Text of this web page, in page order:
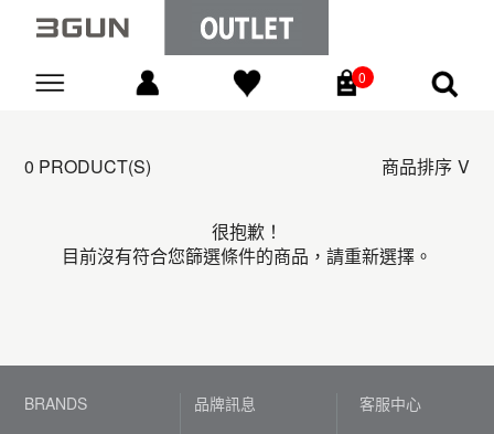
0
0 PRODUCT(S) 商品排序
很抱歉！
目前沒有符合您篩選條件的商品，請重新選擇。
BRANDS 品牌訊息 客服中心